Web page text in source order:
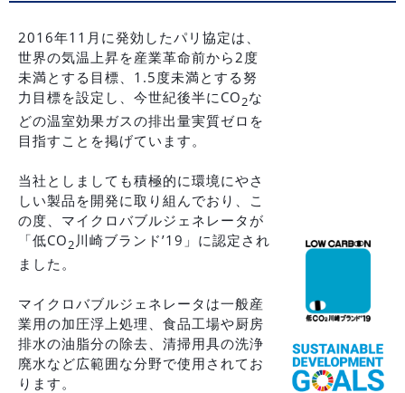
2016年11月に発効したパリ協定は、
世界の気温上昇を産業革命前から2度
未満とする目標、1.5度未満とする努
力目標を設定し、今世紀後半にCO2な
どの温室効果ガスの排出量実質ゼロを
目指すことを掲げています。
当社としましても積極的に環境にやさ
しい製品を開発に取り組んでおり、こ
の度、マイクロバブルジェネレータが
「低CO2 川崎ブランド’19」に認定され
ました。
マイクロバブルジェネレータは一般産
業用の加圧浮上処理、食品工場や厨房
排水の油脂分の除去、清掃用具の洗浄
廃水など広範囲な分野で使用されてお
ります。